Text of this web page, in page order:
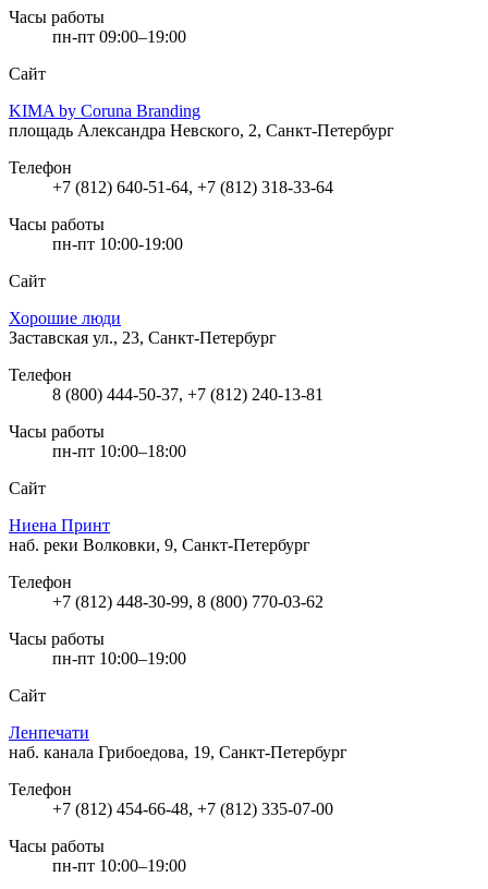
Часы работы
пн-пт 09:00–19:00
Сайт
KIMA by Coruna Branding
площадь Александра Невского, 2, Санкт-Петербург
Телефон
+7 (812) 640-51-64, +7 (812) 318-33-64
Часы работы
пн-пт 10:00-19:00
Сайт
Хорошие люди
Заставская ул., 23, Санкт-Петербург
Телефон
8 (800) 444-50-37, +7 (812) 240-13-81
Часы работы
пн-пт 10:00–18:00
Сайт
Ниена Принт
наб. реки Волковки, 9, Санкт-Петербург
Телефон
+7 (812) 448-30-99, 8 (800) 770-03-62
Часы работы
пн-пт 10:00–19:00
Сайт
Ленпечати
наб. канала Грибоедова, 19, Санкт-Петербург
Телефон
+7 (812) 454-66-48, +7 (812) 335-07-00
Часы работы
пн-пт 10:00–19:00